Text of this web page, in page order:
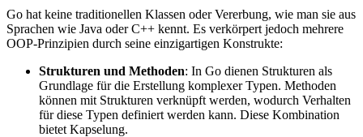
Go hat keine traditionellen Klassen oder Vererbung, wie man sie aus
Sprachen wie Java oder C++ kennt. Es verkörpert jedoch mehrere
OOP-Prinzipien durch seine einzigartigen Konstrukte:
Strukturen und Methoden: In Go dienen Strukturen als
Grundlage für die Erstellung komplexer Typen. Methoden
können mit Strukturen verknüpft werden, wodurch Verhalten
für diese Typen definiert werden kann. Diese Kombination
bietet Kapselung.